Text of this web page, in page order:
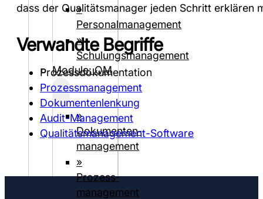
»
Personalmanagement
»
Schulungsmanagement
Module: QM
»
Dokumenten­­
management
»
Prozess­
management
dass der Qualitätsmanager jeden Schritt erklären
Verwandte Begriffe
Prozessdokumentation
Prozessmanagement
Dokumentenlenkung
Audit-Management
Qualitätsmanagement-Software